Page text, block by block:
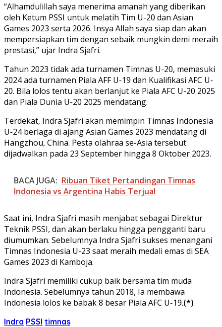
“Alhamdulillah saya menerima amanah yang diberikan
oleh Ketum PSSI untuk melatih Tim U-20 dan Asian
Games 2023 serta 2026. Insya Allah saya siap dan akan
mempersiapkan tim dengan sebaik mungkin demi meraih
prestasi,” ujar Indra Sjafri.
Tahun 2023 tidak ada turnamen Timnas U-20, memasuki
2024 ada turnamen Piala AFF U-19 dan Kualifikasi AFC U-
20. Bila lolos tentu akan berlanjut ke Piala AFC U-20 2025
dan Piala Dunia U-20 2025 mendatang.
Terdekat, Indra Sjafri akan memimpin Timnas Indonesia
U-24 berlaga di ajang Asian Games 2023 mendatang di
Hangzhou, China. Pesta olahraa se-Asia tersebut
dijadwalkan pada 23 September hingga 8 Oktober 2023.
BACA JUGA: Ribuan Tiket Pertandingan Timnas
Indonesia vs Argentina Habis Terjual
Saat ini, Indra Sjafri masih menjabat sebagai Direktur
Teknik PSSI, dan akan berlaku hingga pengganti baru
diumumkan. Sebelumnya Indra Sjafri sukses menangani
Timnas Indonesia U-23 saat meraih medali emas di SEA
Games 2023 di Kamboja.
Indra Sjafri memiliki cukup baik bersama tim muda
Indonesia. Sebelumnya tahun 2018, Ia membawa
Indonesia lolos ke babak 8 besar Piala AFC U-19.(*)
Indra PSSI timnas